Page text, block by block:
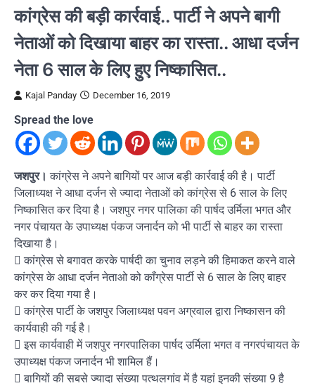
कांग्रेस की बड़ी कार्रवाई.. पार्टी ने अपने बागी
नेताओं को दिखाया बाहर का रास्ता.. आधा दर्जन
नेता 6 साल के लिए हुए निष्कासित..
Kajal Panday December 16, 2019
Spread the love
जशपुर। कांग्रेस ने अपने बागियों पर आज बड़ी कार्रवाई की है। पार्टी
जिलाध्यक्ष ने आधा दर्जन से ज्यादा नेताओं को कांग्रेस से 6 साल के लिए
निष्कासित कर दिया है। जशपुर नगर पालिका की पार्षद उर्मिला भगत और
नगर पंचायत के उपाध्यक्ष पंकज जनार्दन को भी पार्टी से बाहर का रास्ता
दिखाया है।
 कांग्रेस से बगावत करके पार्षदी का चुनाव लड़ने की हिमाकत करने वाले
कांग्रेस के आधा दर्जन नेताओ को काँग्रेस पार्टी से 6 साल के लिए बाहर
कर कर दिया गया है।
 कांग्रेस पार्टी के जशपुर जिलाध्यक्ष पवन अग्रवाल द्वारा निष्कासन की
कार्यवाही की गई है।
 इस कार्यवाही में जशपुर नगरपालिका पार्षद उर्मिला भगत व नगरपंचायत के
उपाध्यक्ष पंकज जनार्दन भी शामिल हैं।
 बागियों की सबसे ज्यादा संख्या पत्थलगांव में है यहां इनकी संख्या 9 है